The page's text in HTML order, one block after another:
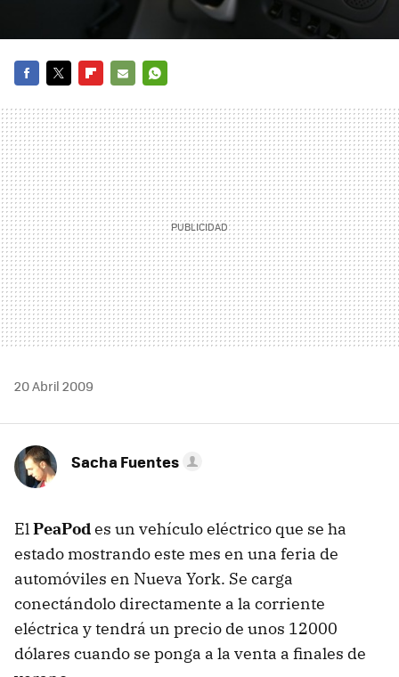
MAIL
20 Abril 2009
Sacha Fuentes
ElPeaPodes un vehículo eléctrico que se ha
estado mostrando este mes en una feria de
automóviles en Nueva York. Se carga
conectándolo directamente a la corriente
eléctrica y tendrá un precio de unos 12000
dólares cuando se ponga a la venta a finales de